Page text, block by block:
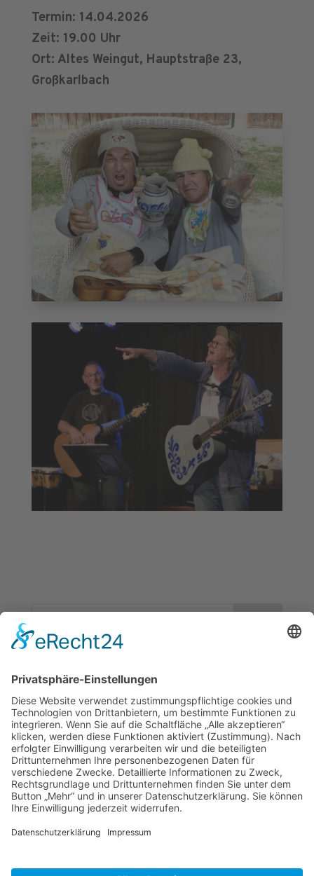
Termin: 14.04.2026
Zeit: 19.00 Uhr
Ort: Altes Weingut, Hauptstraße 23,
Großkarlbach
Spielplatzfest der FWG | 21.06.2026
2. Karlbacher Treff | 19.05.2026
1. Karlbacher Treff | 14.04.2026
4. Karlbacher Treff | 15.10.25
3. Karlbacher Treff | 1.10.25